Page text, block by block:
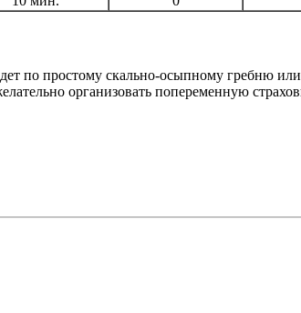
по простому скально-осыпному гребню
организовать попеременную